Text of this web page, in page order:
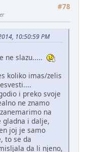
#78
10:50:59 PM
ne slazu.....
koliko imas/zelis
i preko svoje
ne znamo
na
gladna i dalje,
joj je samo
to se da
da li njeno,